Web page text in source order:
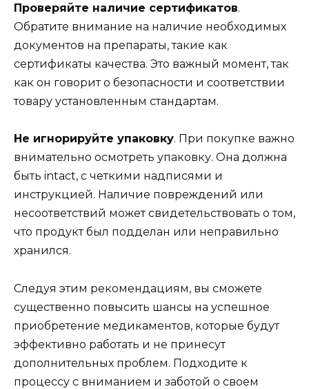
Проверяйте наличие сертификатов.
Обратите внимание на наличие необходимых
документов на препараты, такие как
сертификаты качества. Это важный момент, так
как он говорит о безопасности и соответствии
товару установленным стандартам.
Не игнорируйте упаковку. При покупке важно
внимательно осмотреть упаковку. Она должна
быть intact, с четкими надписями и
инструкцией. Наличие повреждений или
несоответствий может свидетельствовать о том,
что продукт был подделан или неправильно
хранился.
Следуя этим рекомендациям, вы сможете
существенно повысить шансы на успешное
приобретение медикаментов, которые будут
эффективно работать и не принесут
дополнительных проблем. Подходите к
процессу с вниманием и заботой о своем